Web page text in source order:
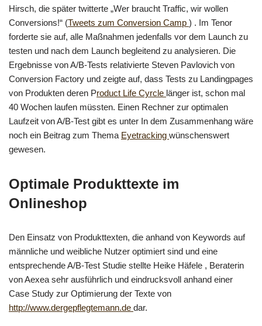
Hirsch, die später twitterte „Wer braucht Traffic, wir wollen
Conversions!“ (Tweets zum Conversion Camp ) . Im Tenor
forderte sie auf, alle Maßnahmen jedenfalls vor dem Launch zu
testen und nach dem Launch begleitend zu analysieren. Die
Ergebnisse von A/B-Tests relativierte Steven Pavlovich von
Conversion Factory und zeigte auf, dass Tests zu Landingpages
von Produkten deren Product Life Cyrcle länger ist, schon mal
40 Wochen laufen müssten. Einen Rechner zur optimalen
Laufzeit von A/B-Test gibt es unter In dem Zusammenhang wäre
noch ein Beitrag zum Thema Eyetracking wünschenswert
gewesen.
Optimale Produkttexte im
Onlineshop
Den Einsatz von Produkttexten, die anhand von Keywords auf
männliche und weibliche Nutzer optimiert sind und eine
entsprechende A/B-Test Studie stellte Heike Häfele , Beraterin
von Aexea sehr ausführlich und eindrucksvoll anhand einer
Case Study zur Optimierung der Texte von
http://www.dergepflegtemann.de dar.